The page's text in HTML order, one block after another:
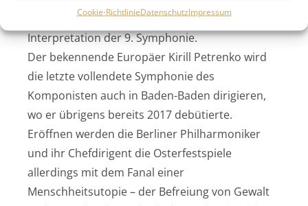
Cookie-RichtlinieDatenschutzImpressum
begeisterte mit einer eigenen, unnachahmlichen
Interpretation der 9. Symphonie.
Der bekennende Europäer Kirill Petrenko wird
die letzte vollendete Symphonie des
Komponisten auch in Baden-Baden dirigieren,
wo er übrigens bereits 2017 debütierte.
Eröffnen werden die Berliner Philharmoniker
und ihr Chefdirigent die Osterfestspiele
allerdings mit dem Fanal einer
Menschheitsutopie – der Befreiung von Gewalt